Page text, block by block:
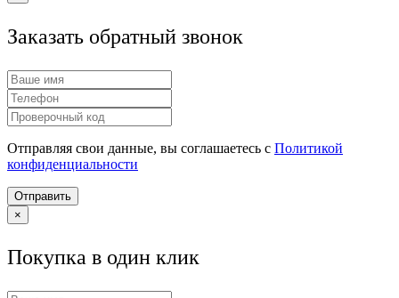
Заказать обратный звонок
Отправляя свои данные, вы соглашаетесь с Политикой
конфиденциальности
Отправить
×
Покупка в один клик